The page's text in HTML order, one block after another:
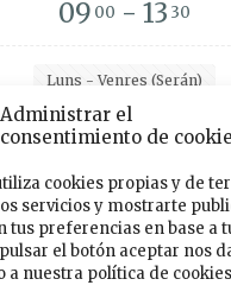
Administrar el
consentimiento de
cookies propias y de
servicios y mostrarte
tus preferencias en base a
el botón aceptar nos
a nuestra política de
09 00 - 13 30
Luns - Venres (Serán)
1500- 19
Instagram Twitter